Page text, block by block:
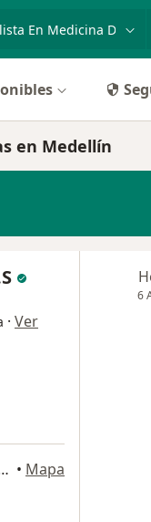
en Medellín
· Ver
1416, Medellín • Mapa
6